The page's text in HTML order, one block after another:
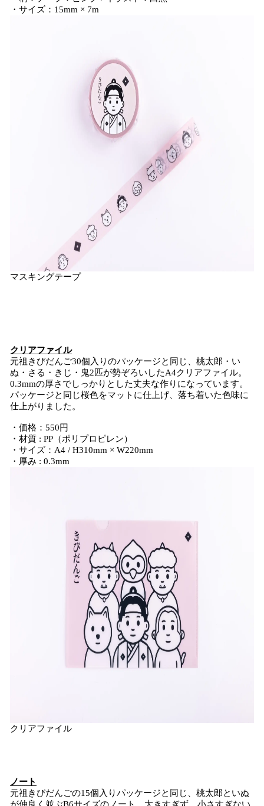
・サイズ：15mm × 7m
マスキングテープ
クリアファイル
元祖きびだんご30個入りのパッケージと同じ、桃太郎・い
ぬ・さる・きじ・鬼2匹が勢ぞろいしたA4クリアファイル。
0.3mmの厚さでしっかりとした丈夫な作りになっています。
パッケージと同じ桜色をマットに仕上げ、落ち着いた色味に
仕上がりました。
・価格：550円
・材質 : PP（ポリプロピレン）
・サイズ：A4 / H310mm × W220mm
・厚み : 0.3mm
クリアファイル
ノート
元祖きびだんごの15個入りパッケージと同じ、桃太郎といぬ